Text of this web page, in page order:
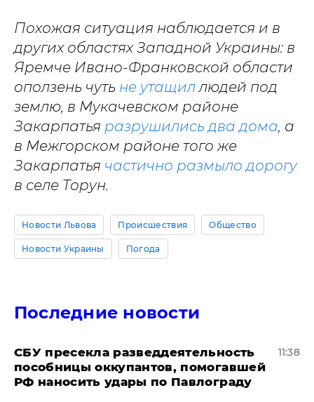
Похожая ситуация наблюдается и в
других областях Западной Украины: в
Яремче Ивано-Франковской области
оползень чуть не утащиллюдей под
землю, в Мукачевском районе
Закарпатья разрушились два дома, а
в Межгорском районе того же
Закарпатья частично размыло дорогу
в селе Торун.
Новости Львова Происшествия Общество
Новости Украины Погода
Последние новости
СБУ пресекла разведдеятельность
пособницы оккупантов, помогавшей
РФ наносить удары по Павлограду
11:38